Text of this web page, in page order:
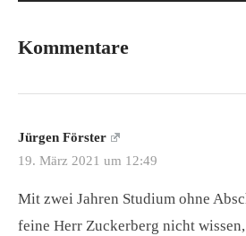
Kommentare
Jürgen Förster
19. März 2021 um 12:49
Mit zwei Jahren Studium ohne
feine Herr Zuckerberg nicht wissen,